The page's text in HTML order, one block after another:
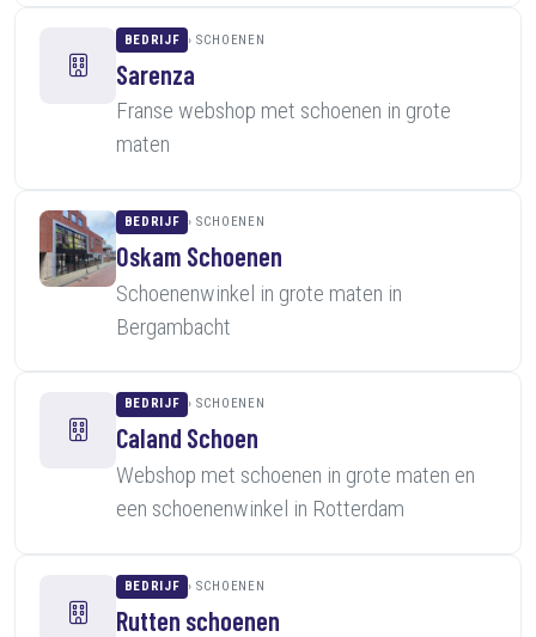
BEDRIJF SCHOENEN
Sarenza
Franse webshop met schoenen in grote
maten
BEDRIJF SCHOENEN
Oskam Schoenen
Schoenenwinkel in grote maten in
Bergambacht
BEDRIJF SCHOENEN
Caland Schoen
Webshop met schoenen in grote maten en
een schoenenwinkel in Rotterdam
BEDRIJF SCHOENEN
Rutten schoenen